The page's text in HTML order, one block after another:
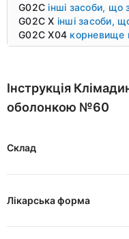
G02C інші засоби, що
G02C X інші засоби,
G02C X04 корневище
Інструкція
оболонкою №60
Склад
Лікарська форма